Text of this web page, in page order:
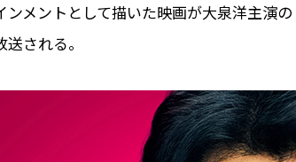
ンメントとして描いた映画が大泉洋主演
される。